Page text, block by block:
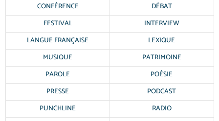
CONFÉRENCE
DÉBAT
FESTIVAL
INTERVIEW
LANGUE FRANÇAISE
LEXIQUE
MUSIQUE
PATRIMOINE
PAROLE
POÉSIE
PRESSE
PODCAST
PUNCHLINE
RADIO